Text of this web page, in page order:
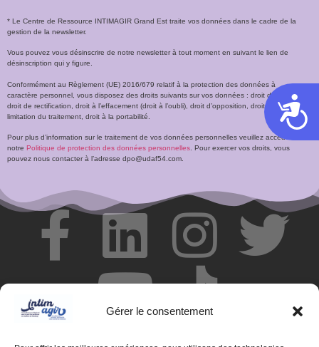
Gérer le consentement
* Le Centre de Ressource INTIMAGIR Grand Est traite vos données dans le cadre de la
gestion de la newsletter.
Vous pouvez vous désinscrire de notre newsletter à tout moment en suivant le lien de
désinscription qui y figure.
Conformément au Règlement (UE) 2016/679 relatif à la protection des données à
caractère personnel, vous disposez des droits suivants sur vos données : droit d’accès,
droit de rectification, droit à l’effacement (droit à l’oubli), droit d’opposition, droit à la
limitation du traitement, droit à la portabilité.
Pour plus d’information sur le traitement de vos données personnelles veuillez accéder à
notre Politique de protection des données personnelles. Pour exercer vos droits, vous
pouvez nous contacter à l’adresse dpo@udaf54.com.